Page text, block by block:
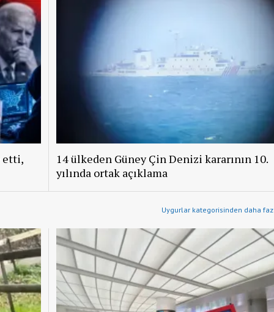
etti,
14 ülkeden Güney Çin Denizi kararının 10.
yılında ortak açıklama
Uygurlar kategorisinden daha